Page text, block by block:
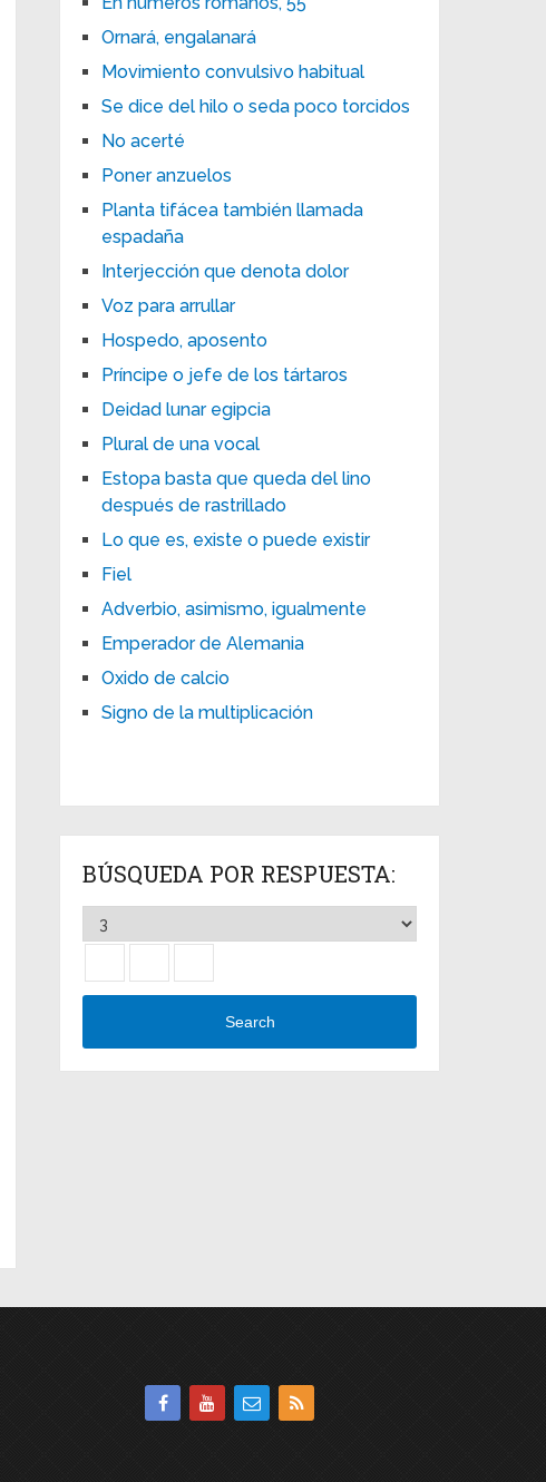
Ornará, engalanará
Movimiento convulsivo habitual
Se dice del hilo o seda poco torcidos
No acerté
Poner anzuelos
Planta tifácea también llamada
espadaña
Interjección que denota dolor
Voz para arrullar
Hospedo, aposento
Príncipe o jefe de los tártaros
Deidad lunar egipcia
Plural de una vocal
Estopa basta que queda del lino
después de rastrillado
Lo que es, existe o puede existir
Fiel
Adverbio, asimismo, igualmente
Emperador de Alemania
Oxido de calcio
Signo de la multiplicación
BÚSQUEDA POR RESPUESTA:
Search